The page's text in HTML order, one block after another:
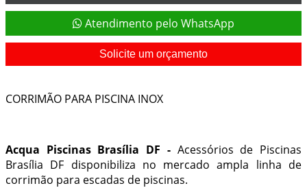
Atendimento pelo WhatsApp
Solicite um orçamento
CORRIMÃO PARA PISCINA INOX
Acqua Piscinas Brasília DF -Acessórios de Piscinas
Brasília DF disponibiliza no mercado ampla linha de
corrimão para escadas de piscinas.